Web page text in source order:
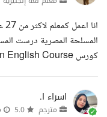
المسلحة المصرية درست
كورس American English Course ...
اسراء ا.
مترجم